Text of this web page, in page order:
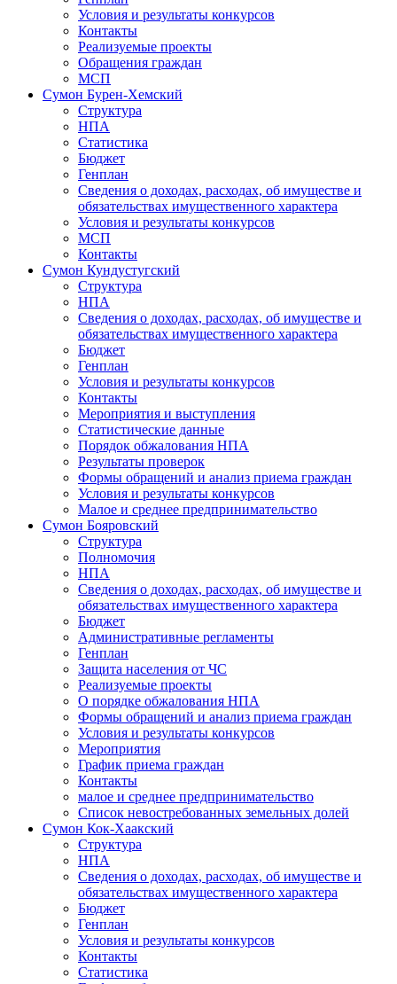
Условия и результаты конкурсов
Контакты
Реализуемые проекты
Обращения граждан
МСП
Сумон Бурен-Хемский
Структура
НПА
Статистика
Бюджет
Генплан
Сведения о доходах, расходах, об имуществе и
обязательствах имущественного характера
Условия и результаты конкурсов
МСП
Контакты
Сумон Кундустугский
Структура
НПА
Сведения о доходах, расходах, об имуществе и
обязательствах имущественного характера
Бюджет
Генплан
Условия и результаты конкурсов
Контакты
Мероприятия и выступления
Статистические данные
Порядок обжалования НПА
Результаты проверок
Формы обращений и анализ приема граждан
Условия и результаты конкурсов
Малое и среднее предпринимательство
Сумон Бояровский
Структура
Полномочия
НПА
Сведения о доходах, расходах, об имуществе и
обязательствах имущественного характера
Бюджет
Административные регламенты
Генплан
Защита населения от ЧС
Реализуемые проекты
О порядке обжалования НПА
Формы обращений и анализ приема граждан
Условия и результаты конкурсов
Мероприятия
График приема граждан
Контакты
малое и среднее предпринимательство
Список невостребованных земельных долей
Сумон Кок-Хаакский
Структура
НПА
Сведения о доходах, расходах, об имуществе и
обязательствах имущественного характера
Бюджет
Генплан
Условия и результаты конкурсов
Контакты
Статистика